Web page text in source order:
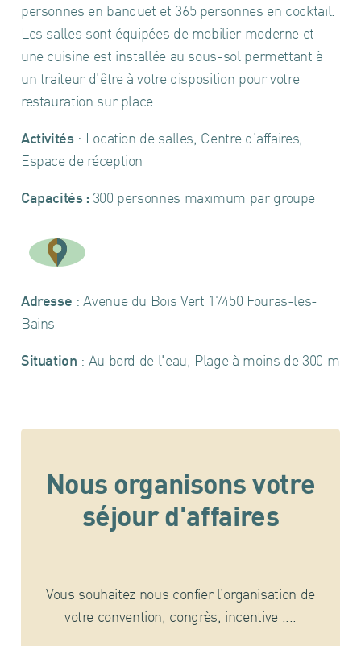
personnes en banquet et 365 personnes en cocktail.
Les salles sont équipées de mobilier moderne et
une cuisine est installée au sous-sol permettant à
un traiteur d'être à votre disposition pour votre
restauration sur place.
Activités: Location de salles, Centre d'affaires,
Espace de réception
Capacités : 300 personnes maximum par groupe
Adresse : Avenue du Bois Vert 17450 Fouras-les-
Bains
Situation : Au bord de l'eau, Plage à moins de 300 m
Nous organisons votre
séjour d'affaires
Vous souhaitez nous confier l’organisation de
votre convention, congrès, incentive ....